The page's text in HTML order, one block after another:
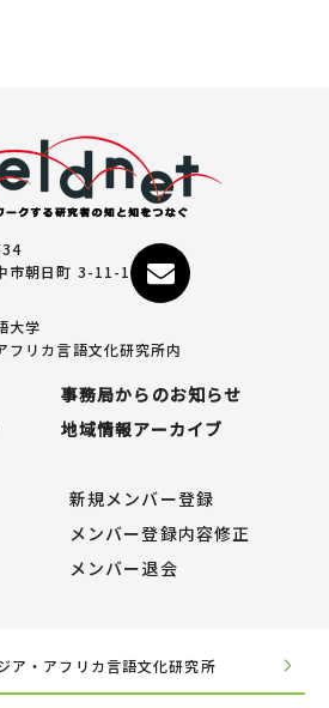
市朝日町 3-11-1
大学
フリカ言語文化研究所内
事務局からのお知らせ
地域情報アーカイブ
新規メンバー登録
メンバー登録内容修正
メンバー退会
ア・アフリカ言語文化研究所